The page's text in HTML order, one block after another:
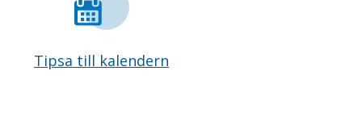
Tipsa till kalendern